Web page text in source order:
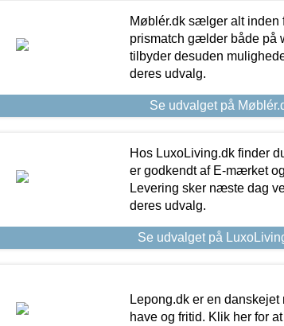
Møblér.dk sælger alt inden
prismatch gælder både på
tilbyder desuden
deres udvalg.
Se udvalget på
Hos LuxoLiving.dk finder
er godkendt af E-mærket
Levering sker næste dag
deres udvalg.
Se udvalget på
Lepong.dk er en
have og fritid. Klik her for